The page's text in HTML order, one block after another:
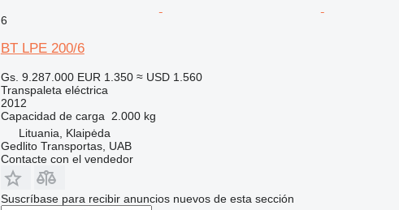
6
BT LPE 200/6
Gs. 9.287.000 EUR 1.350 ≈ USD 1.560
Transpaleta eléctrica
2012
Capacidad de carga
2.000 kg
Lituania, Klaipėda
Gedlito Transportas, UAB
Contacte con el vendedor
Suscríbase para recibir anuncios nuevos de esta sección